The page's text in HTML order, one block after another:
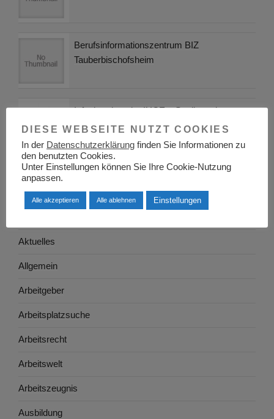
Berufsinformationszentrum BIZ
Tauberbischofsheim
Infoabend an der IUCE – Studium plus
Arbeitsvertrag
Aktuelles
Allgemein
Arbeitgeber
Arbeitsplatzsuche
Arbeitsrecht
Arbeitswelt
Arbeitszeugnis
Ausbildung
DIESE WEBSEITE NUTZT COOKIES
In der Datenschutzerklärung finden Sie Informationen zu
den benutzten Cookies.
Unter Einstellungen können Sie Ihre Cookie-Nutzung
anpassen.
Alle akzeptieren Alle ablehnen Einstellungen